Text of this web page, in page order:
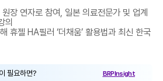
장 연자로 참여, 일본 의료전문가 및 업계
의
휴젤 HA필러 ‘더채움’ 활용법과 최신 한국
필요하면? BRPInsight